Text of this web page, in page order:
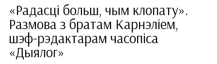
«Радасці больш, чым клопату».
Размова з братам Карнэліем,
шэф-рэдактарам часопіса
«Дыялог»